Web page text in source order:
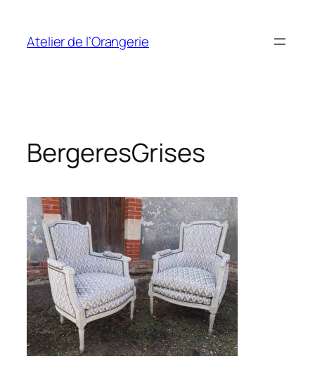
contenu
Atelier de l’Orangerie
BergeresGrises